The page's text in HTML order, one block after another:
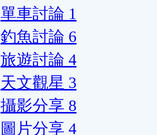
單車討論 1
釣魚討論 6
旅遊討論 4
天文觀星 3
攝影分享 8
圖片分享 4